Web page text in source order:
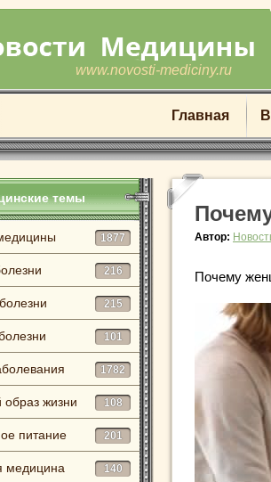
www.novosti-mediciny.ru
Главная
темы
1877
216
215
101
1782
жизни 108
питание 201
медицина 140
Автор:
Почему